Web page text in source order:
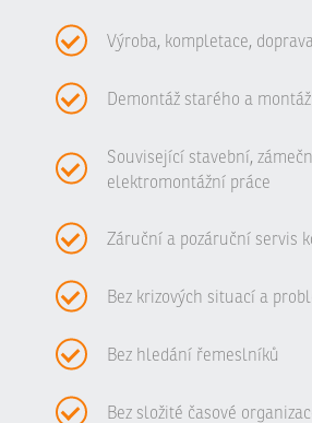
Výroba, kompletace,
Demontáž starého a
Související stavební,
elektromontážní práce
Záruční a pozáruční servis
Bez krizových situací a
Bez hledání řemeslníků
Bez složité časové